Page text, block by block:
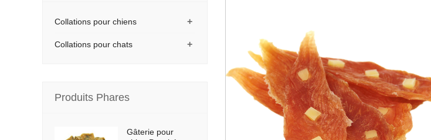
+
Collations pour chiens
+
Collations pour chats
Produits Phares
Gâterie pour